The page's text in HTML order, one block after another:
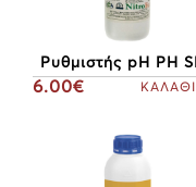
Ρυθμιστής pH PH
6.00€ ΚΑΛΑΘΙ